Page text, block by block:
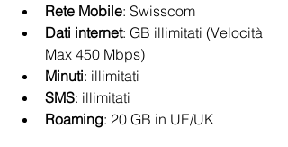
Rete Mobile: Swisscom
Dati internet: GB illimitati (Velocità
Max 450 Mbps)
Minuti: illimitati
SMS: illimitati
Roaming: 20 GB in UE/UK